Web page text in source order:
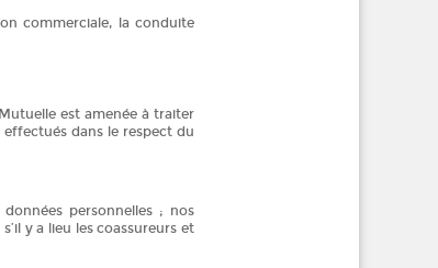
commerciale, la conduite
est amenée à traiter
dans le respect du
personnelles ; nos
y a lieu les coassureurs et